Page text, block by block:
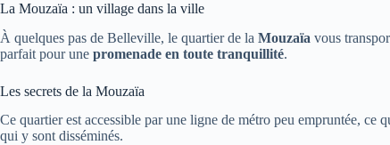
La Mouzaïa : un village dans la ville
À quelques pas de Belleville, le quartier de la Mouzaïa vous
parfait pour une promenade en toute tranquillité.
Les secrets de la Mouzaïa
Ce quartier est accessible par une ligne de métro peu empruntée, ce
qui y sont disséminés.